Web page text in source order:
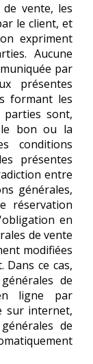
vente, les
le client, et
expriment
Aucune
par
présentes
formant les
parties sont,
bon ou la
conditions
présentes
entre
générales,
réservation
en
de vente
modifiées
ce cas,
de
ligne par
sur internet,
de